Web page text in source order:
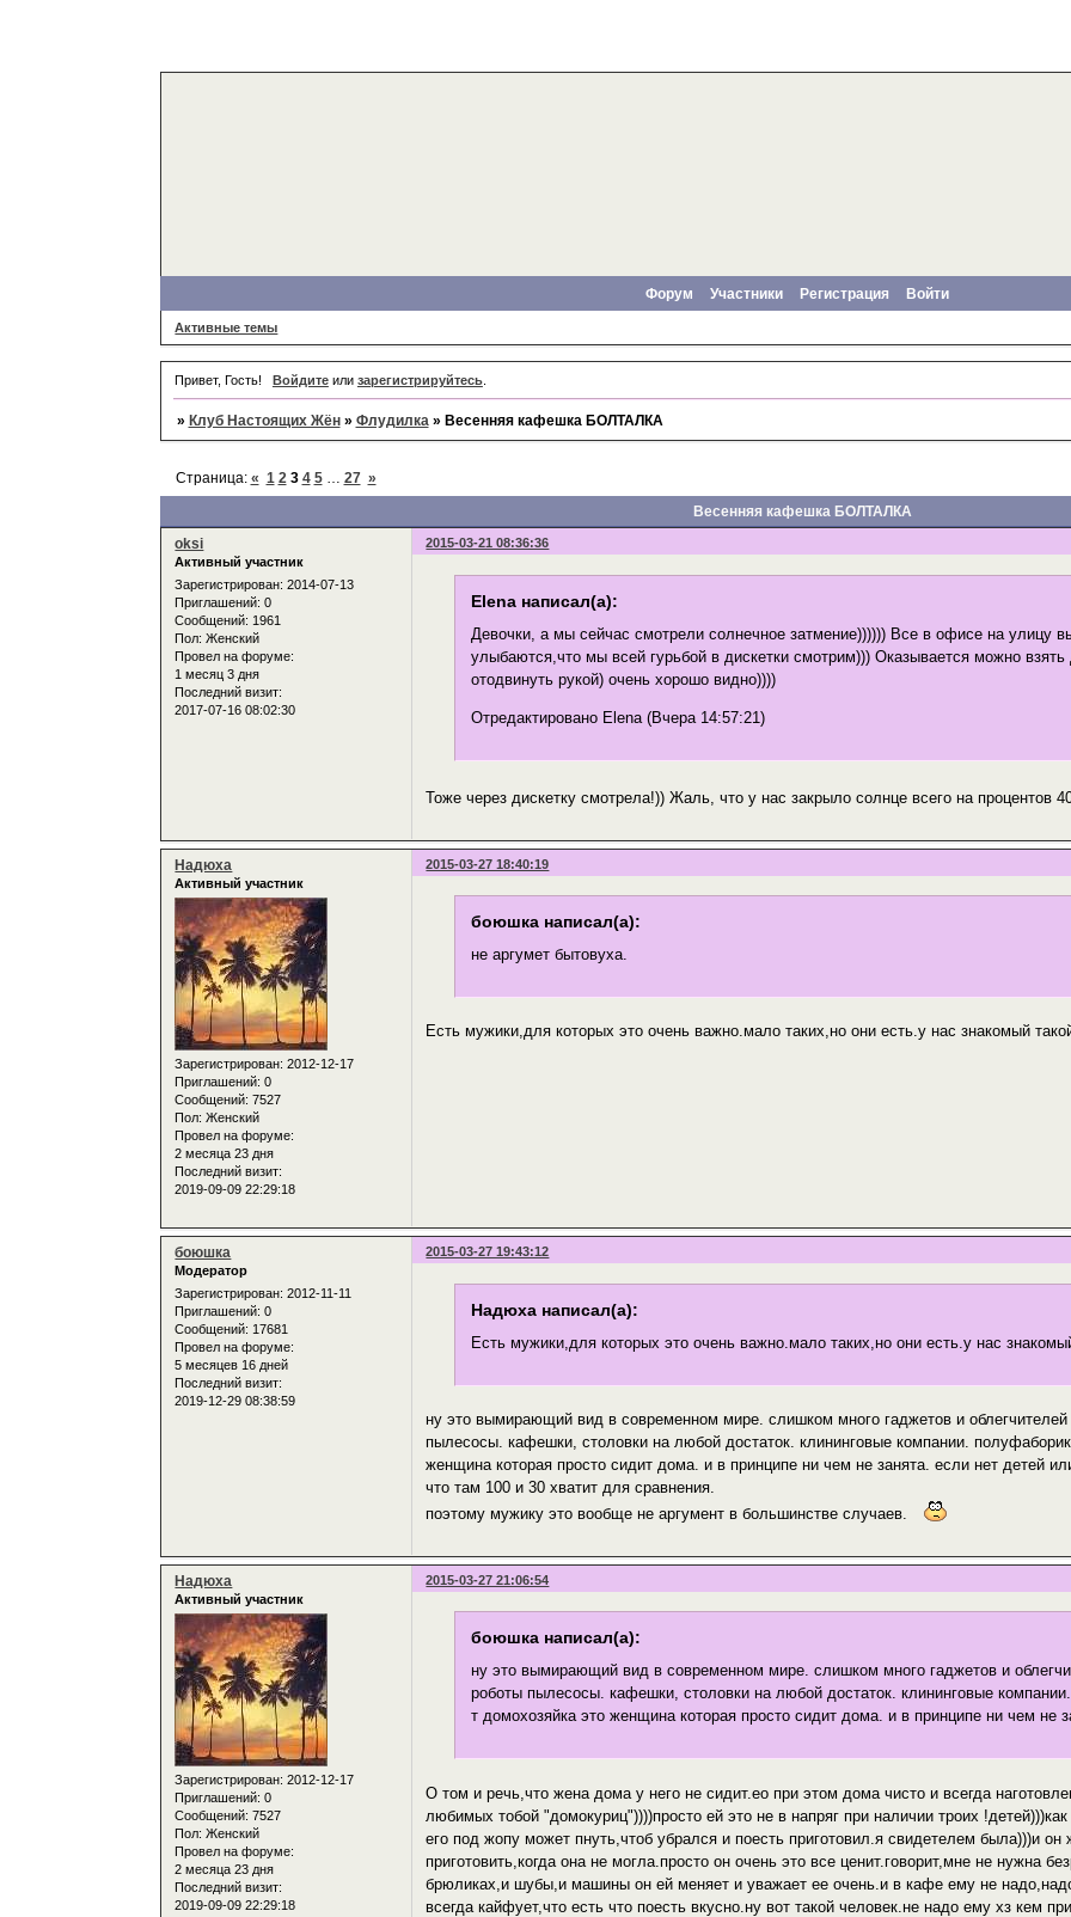
Форум Участники Регистрация Войти
Активные темы
Привет, Гость! Войдитеили зарегистрируйтесь.
» Клуб Настоящих Жён » Флудилка » Весенняя кафешка БОЛТАЛКА
Весенняя кафешка БОЛТАЛКА
Страница: « 1 2 3 4 5 … 27 »
2015-03-21 08:36:36
oksi
Активный участник
Зарегистрирован: 2014-07-13
Приглашений: 0
Сообщений: 1961
Пол: Женский
Провел на форуме:
1 месяц 3 дня
Последний визит:
2017-07-16 08:02:30
Elena написал(а):
Девочки, а мы сейчас смотрели солнечное затмение)))))) Все в офисе на улицу
улыбаются,что мы всей гурьбой в дискетки смотрим))) Оказывается можно взять
отодвинуть рукой) очень хорошо видно))))
Отредактировано Elena (Вчера 14:57:21)
Тоже через дискетку смотрела!)) Жаль, что у нас закрыло солнце всего на процентов
2015-03-27 18:40:19
Надюха
Активный участник
Зарегистрирован: 2012-12-17
Приглашений: 0
Сообщений: 7527
Пол: Женский
Провел на форуме:
2 месяца 23 дня
Последний визит:
2019-09-09 22:29:18
боюшка написал(а):
не аргумет бытовуха.
Есть мужики,для которых это очень важно.мало таких,но они есть.у нас знакомый
2015-03-27 19:43:12
боюшка
Модератор
Зарегистрирован: 2012-11-11
Приглашений: 0
Сообщений: 17681
Провел на форуме:
5 месяцев 16 дней
Последний визит:
2019-12-29 08:38:59
Надюха написал(а):
Есть мужики,для которых это очень важно.мало таких,но они есть.у нас
ну это вымирающий вид в современном мире. слишком много гаджетов и
пылесосы. кафешки, столовки на любой достаток. клининговые компании.
женщина которая просто сидит дома. и в принципе ни чем не занята. если нет детей
что там 100 и 30 хватит для сравнения.
поэтому мужику это вообще не аргумент в большинстве случаев.
2015-03-27 21:06:54
Надюха
Активный участник
Зарегистрирован: 2012-12-17
Приглашений: 0
Сообщений: 7527
Пол: Женский
Провел на форуме:
2 месяца 23 дня
Последний визит:
2019-09-09 22:29:18
боюшка написал(а):
ну это вымирающий вид в современном мире. слишком много гаджетов и
роботы пылесосы. кафешки, столовки на любой достаток. клининговые
т домохозяйка это женщина которая просто сидит дома. и в принципе ни чем не
О том и речь,что жена дома у него не сидит.ео при этом дома чисто и всегда
любимых тобой "домокуриц"))))просто ей это не в напряг при наличии троих
его под жопу может пнуть,чтоб убрался и поесть приготовил.я свидетелем была)))и
приготовить,когда она не могла.просто он очень это все ценит.говорит,мне не нужна
брюликах,и шубы,и машины он ей меняет и уважает ее очень.и в кафе ему не
всегда кайфует,что есть что поесть вкусно.ну вот такой человек.не надо ему хз кем